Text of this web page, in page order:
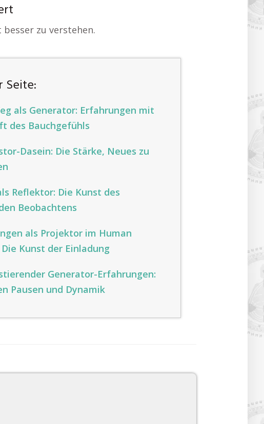
zu verstehen.
Seite:
als Generator: Erfahrungen mit
des Bauchgefühls
Dasein: Die Stärke, Neues zu
Reflektor: Die Kunst des
Beobachtens
als Projektor im Human
Die Kunst der Einladung
Generator-Erfahrungen:
Pausen und Dynamik